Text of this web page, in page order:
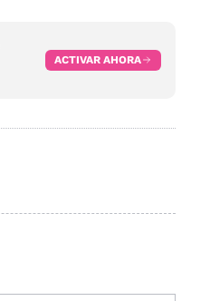
ACTIVAR AHORA